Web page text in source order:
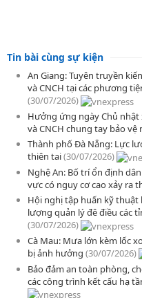
Tin bài cùng sự kiện
An Giang: Tuyên truyền
và CNCH tại các phương
(30/07/2026)
Hưởng ứng ngày Chủ nhật
và CNCH chung tay bảo
Thành phố Đà Nẵng: Lực
thiên tai(30/07/2026)
Nghệ An: Bố trí ổn định
vực có nguy cơ cao xảy ra
Hội nghị tập huấn kỹ
lượng quản lý đê điều các
(30/07/2026)
Cà Mau: Mưa lớn kèm lốc
bị ảnh hưởng (30/07/2026)
Bảo đảm an toàn phòng,
các công trình kết cấu hạ